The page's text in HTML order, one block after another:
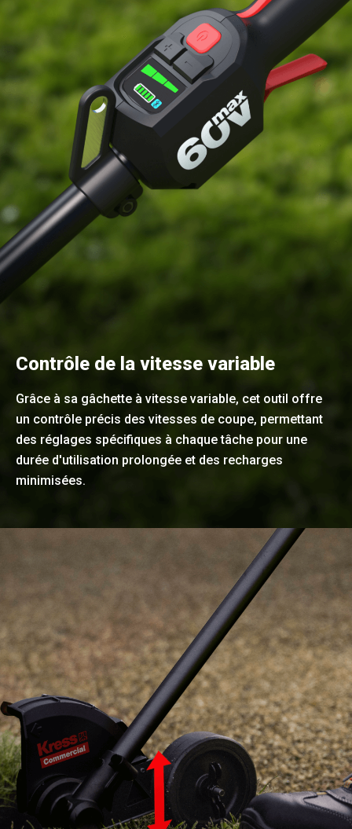
Contrôle de la vitesse variable
Grâce à sa gâchette à vitesse variable, cet outil offre
un contrôle précis des vitesses de coupe, permettant
des réglages spécifiques à chaque tâche pour une
durée d'utilisation prolongée et des recharges
minimisées.